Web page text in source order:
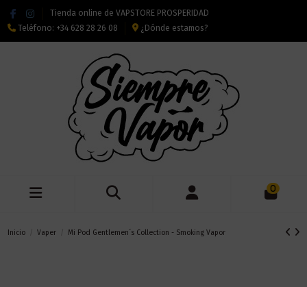
Tienda online de VAPSTORE PROSPERIDAD
Teléfono: +34 628 28 26 08 ¿Dónde estamos?
0
Inicio Vaper Mi Pod Gentlemen´s Collection - Smoking Vapor